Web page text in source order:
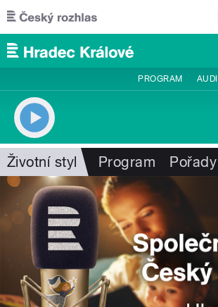
Přejít k hlavnímu obsahu
PROGRAM
Životní styl Program Pořady